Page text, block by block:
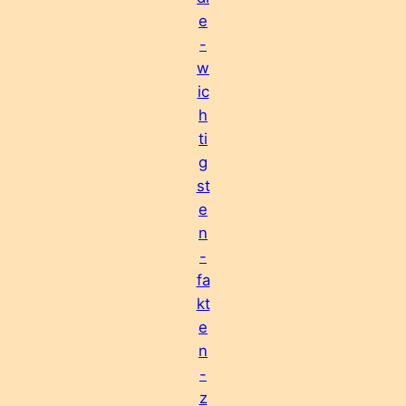
e
-
w
ic
h
ti
g
st
e
n
-
fa
kt
e
n
-
z